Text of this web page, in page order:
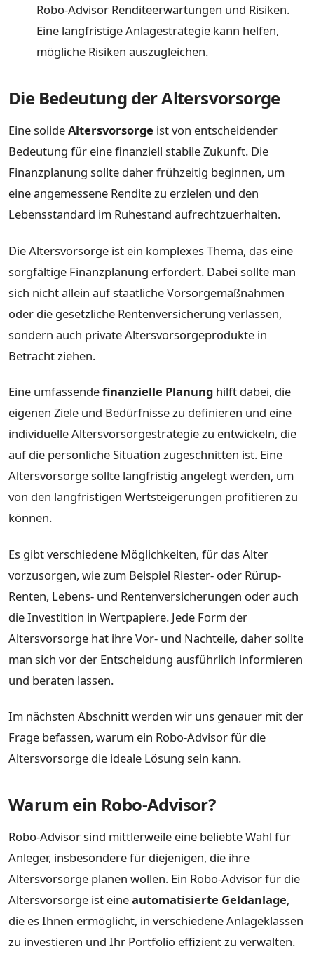
Robo-Advisor Renditeerwartungen und Risiken.
Eine langfristige Anlagestrategie kann helfen,
mögliche Risiken auszugleichen.
Die Bedeutung der Altersvorsorge
Eine solideAltersvorsorge ist von entscheidender
Bedeutung für eine finanziell stabile Zukunft. Die
Finanzplanung sollte daher frühzeitig beginnen, um
eine angemessene Rendite zu erzielen und den
Lebensstandard im Ruhestand aufrechtzuerhalten.
Die Altersvorsorge ist ein komplexes Thema, das eine
sorgfältige Finanzplanung erfordert. Dabei sollte man
sich nicht allein auf staatliche Vorsorgemaßnahmen
oder die gesetzliche Rentenversicherung verlassen,
sondern auch private Altersvorsorgeprodukte in
Betracht ziehen.
Eine umfassendefinanzielle Planung hilft dabei, die
eigenen Ziele und Bedürfnisse zu definieren und eine
individuelle Altersvorsorgestrategie zu entwickeln, die
auf die persönliche Situation zugeschnitten ist. Eine
Altersvorsorge sollte langfristig angelegt werden, um
von den langfristigen Wertsteigerungen profitieren zu
können.
Es gibt verschiedene Möglichkeiten, für das Alter
vorzusorgen, wie zum Beispiel Riester- oder Rürup-
Renten, Lebens- und Rentenversicherungen oder auch
die Investition in Wertpapiere. Jede Form der
Altersvorsorge hat ihre Vor- und Nachteile, daher sollte
man sich vor der Entscheidung ausführlich informieren
und beraten lassen.
Im nächsten Abschnitt werden wir uns genauer mit der
Frage befassen, warum ein Robo-Advisor für die
Altersvorsorge die ideale Lösung sein kann.
Warum ein Robo-Advisor?
Robo-Advisor sind mittlerweile eine beliebte Wahl für
Anleger, insbesondere für diejenigen, die ihre
Altersvorsorge planen wollen. Ein Robo-Advisor für die
Altersvorsorge ist eineautomatisierte Geldanlage,
die es Ihnen ermöglicht, in verschiedene Anlageklassen
zu investieren und Ihr Portfolio effizient zu verwalten.